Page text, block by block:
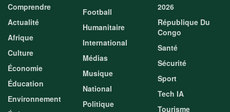
Comprendre
Actualité
Afrique
Culture
Économie
Éducation
Environnement
Football
Humanitaire
International
Médias
Musique
National
Politique
2026
République Du
Congo
Santé
Sécurité
Sport
Tech IA
Tourisme